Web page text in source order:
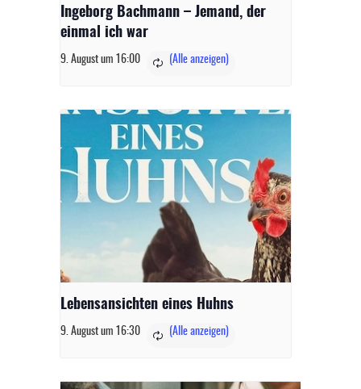
Ingeborg Bachmann – Jemand, der
einmal ich war
9. August um 16:00
Lebensansichten eines Huhns
9. August um 16:30